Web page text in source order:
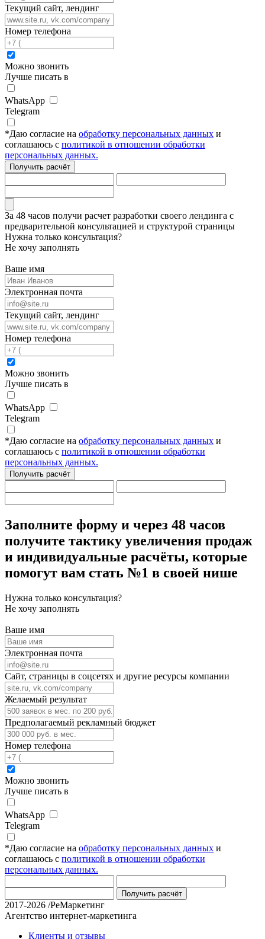
Текущий сайт, лендинг
Номер телефона
Можно звонить
Лучше писать в
WhatsApp
Telegram
*Даю согласие на обработку персональных данных и
соглашаюсь с политикой в отношении обработки
персональных данных.
Получить расчёт
За 48 часов получи расчет разработки своего лендинга с
предварительной консультацией и структурой страницы
Нужна только консультация?
Не хочу заполнять
Ваше имя
Электронная почта
Текущий сайт, лендинг
Номер телефона
Можно звонить
Лучше писать в
WhatsApp
Telegram
*Даю согласие на обработку персональных данных и
соглашаюсь с политикой в отношении обработки
персональных данных.
Получить расчёт
Заполните форму и через 48 часов
получите тактику увеличения продаж
и индивидуальные расчёты, которые
помогут вам стать №1 в своей нише
Нужна только консультация?
Не хочу заполнять
Ваше имя
Электронная почта
Сайт, страницы в соцсетях и другие ресурсы компании
Желаемый результат
Предполагаемый рекламный бюджет
Номер телефона
Можно звонить
Лучше писать в
WhatsApp
Telegram
*Даю согласие на обработку персональных данных и
соглашаюсь с политикой в отношении обработки
персональных данных.
Получить расчёт
2017-2026 /РеМаркетинг
Агентство интернет-маркетинга
Клиенты и отзывы